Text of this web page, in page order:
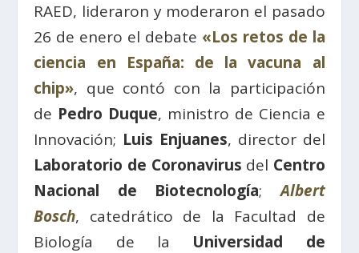
RAED, lideraron y moderaron el pasado
26 de enero el debate «Los retos de la
ciencia en España: de la vacuna al
chip», que contó con la participación
de Pedro Duque, ministro de Ciencia e
Innovación; Luis Enjuanes, director del
Laboratorio de Coronavirus del Centro
Nacional de Biotecnología;Albert
Bosch, catedrático de la Facultad de
Biología de la Universidad de